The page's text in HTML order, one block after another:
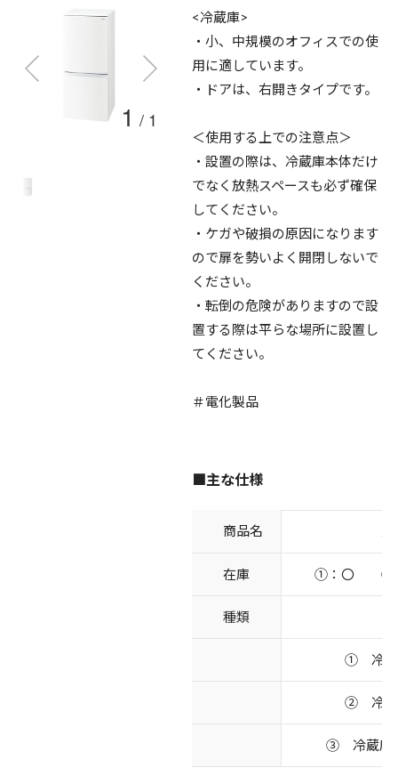
1 / 1
<冷蔵庫>
・小、中規模のオフィスでの使
用に適しています。
・ドアは、右開きタイプです。
＜使用する上での注意点＞
・設置の際は、冷蔵庫本体だけ
でなく放熱スペースも必ず確保
してください。
・ケガや破損の原因になります
ので扉を勢いよく開閉しないで
ください。
・転倒の危険がありますので設
置する際は平らな場所に設置し
てください。
＃電化製品
■主な仕様
商品名
在庫 ①：〇 ②
種類
① 冷蔵庫
② 冷蔵庫
③ 冷蔵